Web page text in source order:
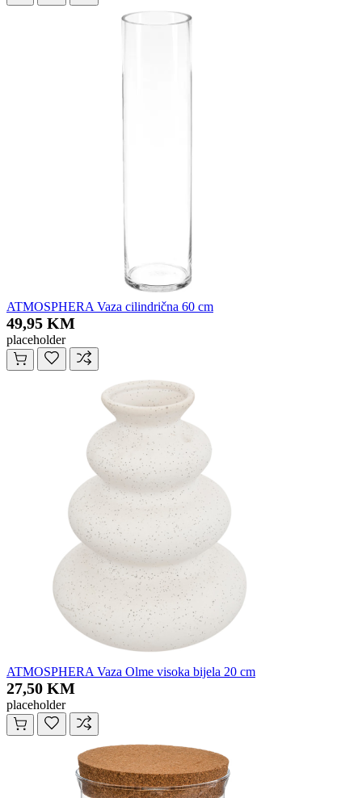
ATMOSPHERA Vaza cilindrična 60 cm
49,95 KM
placeholder
ATMOSPHERA Vaza Olme visoka bijela 20 cm
27,50 KM
placeholder